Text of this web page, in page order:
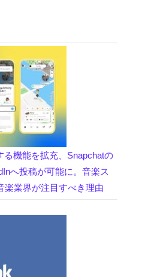
る機能を拡充、Snapchatの
へ投稿が可能に。音楽ス
楽業界が注目すべき理由